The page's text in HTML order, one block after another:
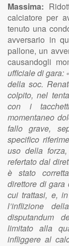
Massima:
calciatore per
tenuto una
avversario in
pallone, un
causandogli
ufficiale di gara:
della soc.
colpito, nel
con i
momentaneo
fallo grave,
specifico
uso della
refertato dal
è stato
direttore di
cui trattasi, e,
l’inflizione
disputandum
limitato alla
infliggere al